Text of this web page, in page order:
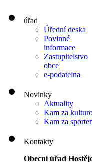
úřad
Úřední deska
Povinné
informace
Zastupitelstvo
obce
e-podatelna
Novinky
Aktuality
Kam za
Kam za
Kontakty
Obecní úřad